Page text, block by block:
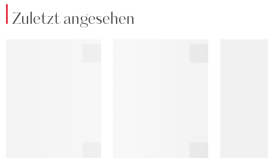
Zuletzt angesehen